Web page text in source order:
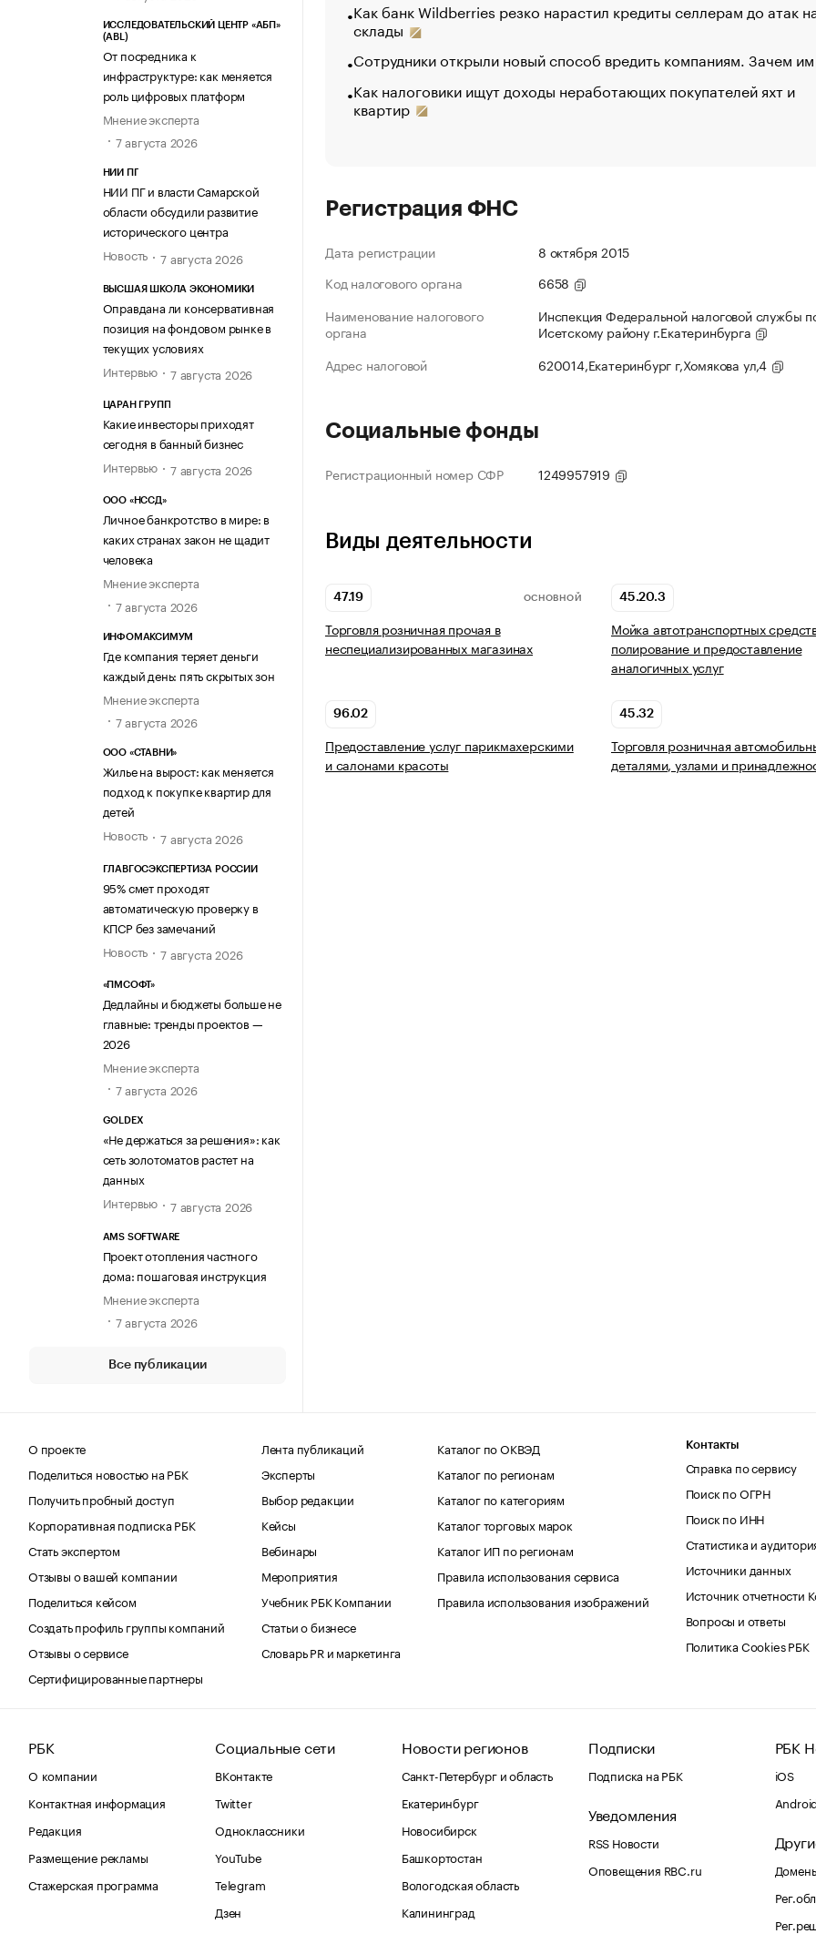
ИССЛЕДОВАТЕЛЬСКИЙ ЦЕНТР «АБП»
(ABL)
От посредника к
инфраструктуре: как меняется
роль цифровых платформ
Мнение эксперта
7 августа 2026
НИИ ПГ
НИИ ПГ и власти Самарской
области обсудили развитие
исторического центра
Новость
7 августа 2026
ВЫСШАЯ ШКОЛА ЭКОНОМИКИ
Оправдана ли консервативная
позиция на фондовом рынке в
текущих условиях
Интервью
7 августа 2026
ЦАРАН ГРУПП
Какие инвесторы приходят
сегодня в банный бизнес
Интервью
7 августа 2026
ООО «НССД»
Личное банкротство в мире: в
каких странах закон не щадит
человека
Мнение эксперта
7 августа 2026
ИНФОМАКСИМУМ
Где компания теряет деньги
каждый день: пять скрытых зон
Мнение эксперта
7 августа 2026
ООО «СТАВНИ»
Жилье на вырост: как меняется
подход к покупке квартир для
детей
Новость
7 августа 2026
ГЛАВГОСЭКСПЕРТИЗА РОССИИ
95% смет проходят
автоматическую проверку в
КПСР без замечаний
Новость
7 августа 2026
«ПМСОФТ»
Дедлайны и бюджеты больше не
главные: тренды проектов —
2026
Мнение эксперта
7 августа 2026
GOLDEX
«Не держаться за решения»: как
сеть золотоматов растет на
данных
Интервью
7 августа 2026
AMS SOFTWARE
Проект отопления частного
дома: пошаговая инструкция
Мнение эксперта
7 августа 2026
Все публикации
Как банк Wildberries резко нарастил кредиты селлерам до атак
склады
Сотрудники открыли новый способ вредить компаниям. Зачем
Как налоговики ищут доходы неработающих покупателей яхт и
квартир
Регистрация ФНС
Дата регистрации
8 октября 2015
Код налогового органа
6658
Наименование налогового
органа
Инспекция Федеральной налоговой службы
Исетскому району г.Екатеринбурга
Адрес налоговой
620014,Екатеринбург г,Хомякова ул,4
Социальные фонды
Регистрационный номер СФР 1249957919
Виды деятельности
47.19 ОСНОВНОЙ
Торговля розничная прочая в
неспециализированных магазинах
45.20.3
Мойка автотранспортных
полирование и предоставление
аналогичных услуг
96.02
Предоставление услуг парикмахерскими
и салонами красоты
45.32
Торговля розничная
деталями, узлами и
О проекте
Поделиться новостью на РБК
Получить пробный доступ
Корпоративная подписка РБК
Стать экспертом
Отзывы о вашей компании
Поделиться кейсом
Создать профиль группы компаний
Отзывы о сервисе
Сертифицированные партнеры
Лента публикаций
Эксперты
Выбор редакции
Кейсы
Вебинары
Мероприятия
Учебник РБК Компании
Статьи о бизнесе
Словарь PR и маркетинга
Каталог по ОКВЭД
Каталог по регионам
Каталог по категориям
Каталог торговых марок
Каталог ИП по регионам
Правила использования сервиса
Правила использования изображений
Контакты
Справка по сервису
Поиск по ОГРН
Поиск по ИНН
Статистика и
Источники данных
Источник отчетности
Вопросы и ответы
Политика Cookies РБК
РБК
О компании
Контактная информация
Редакция
Размещение рекламы
Стажерская программа
Социальные сети
ВКонтакте
Twitter
Одноклассники
YouTube
Telegram
Дзен
Новости регионов
Санкт-Петербург и область
Екатеринбург
Новосибирск
Башкортостан
Вологодская область
Калининград
Подписки
Подписка на РБК
Уведомления
RSS Новости
Оповещения RBC.ru
РБК
iOS